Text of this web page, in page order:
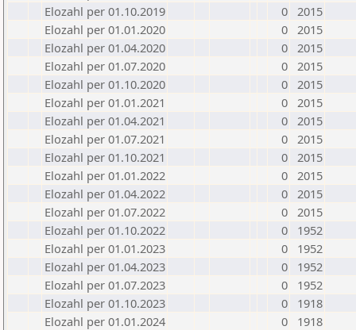
Elozahl per 01.10.2019
0 2015
Elozahl per 01.01.2020
0 2015
Elozahl per 01.04.2020
0 2015
Elozahl per 01.07.2020
0 2015
Elozahl per 01.10.2020
0 2015
Elozahl per 01.01.2021
0 2015
Elozahl per 01.04.2021
0 2015
Elozahl per 01.07.2021
0 2015
Elozahl per 01.10.2021
0 2015
Elozahl per 01.01.2022
0 2015
Elozahl per 01.04.2022
0 2015
Elozahl per 01.07.2022
0 2015
Elozahl per 01.10.2022
0
1952
Elozahl per 01.01.2023
0
1952
Elozahl per 01.04.2023
0
1952
Elozahl per 01.07.2023
0
1952
Elozahl per 01.10.2023
0
1918
Elozahl per 01.01.2024
0
1918